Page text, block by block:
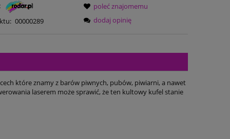
00000289
poleć znajomemu
dodaj opinię
które znamy z barów piwnych, pubów, piwiarni, a nawet
laserem może sprawić, że ten kultowy kufel stanie